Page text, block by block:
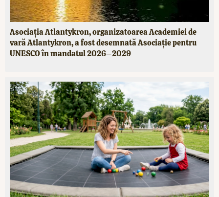
Asociația Atlantykron, organizatoarea Academiei de
vară Atlantykron, a fost desemnată Asociație pentru
UNESCO în mandatul 2026–2029